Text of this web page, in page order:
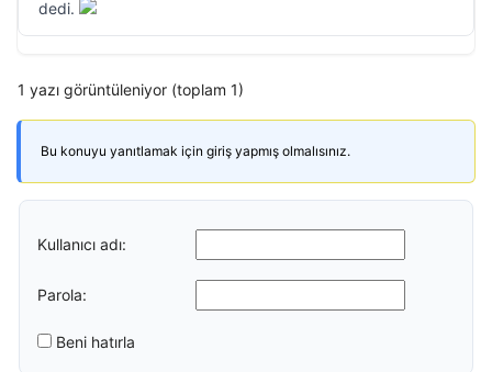
dedi.
1 yazı görüntüleniyor (toplam 1)
Bu konuyu yanıtlamak için giriş yapmış olmalısınız.
Kullanıcı adı:
Parola:
Beni hatırla